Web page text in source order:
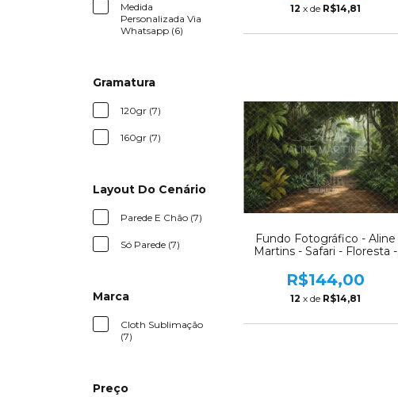
Medida
Personalizada Via
Whatsapp (6)
Gramatura
120gr (7)
160gr (7)
Layout Do Cenário
Parede E Chão (7)
Só Parede (7)
Marca
Cloth Sublimação
(7)
Preço
12 x de R$14,81
Fundo Fotográfico - Aline
Martins - Safari - Floresta -
R$144,00
12 x de R$14,81